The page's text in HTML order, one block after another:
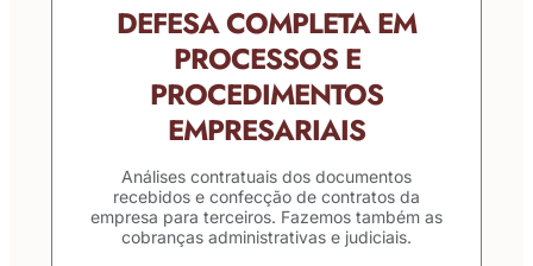
DEFESA COMPLETA EM
PROCESSOS E
PROCEDIMENTOS
EMPRESARIAIS
Análises contratuais dos documentos
recebidos e confecção de contratos da
empresa para terceiros. Fazemos também as
cobranças administrativas e judiciais.